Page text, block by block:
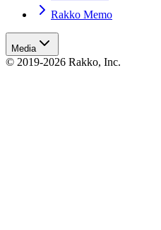
Rakko Memo
Media
© 2019-2026 Rakko, Inc.